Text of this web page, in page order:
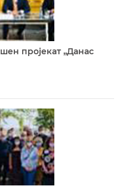
пројекат „Данас